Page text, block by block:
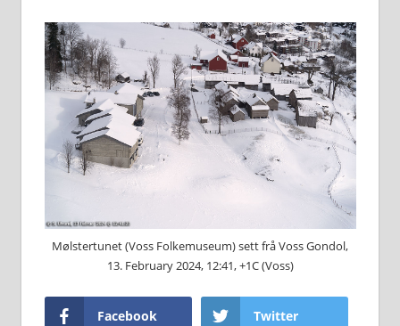
Mølstertunet (Voss Folkemuseum) sett frå Voss Gondol,
13. February 2024, 12:41, +1C (Voss)
Facebook Twitter